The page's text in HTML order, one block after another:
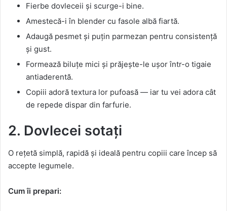
Fierbe dovleceii și scurge-i bine.
Amestecă-i în blender cu fasole albă fiartă.
Adaugă pesmet și puțin parmezan pentru consistență
și gust.
Formează biluțe mici și prăjește-le ușor într-o tigaie
antiaderentă.
Copiii adoră textura lor pufoasă — iar tu vei adora cât
de repede dispar din farfurie.
2. Dovlecei sotați
O rețetă simplă, rapidă și ideală pentru copiii care încep să
accepte legumele.
Cum îi prepari: